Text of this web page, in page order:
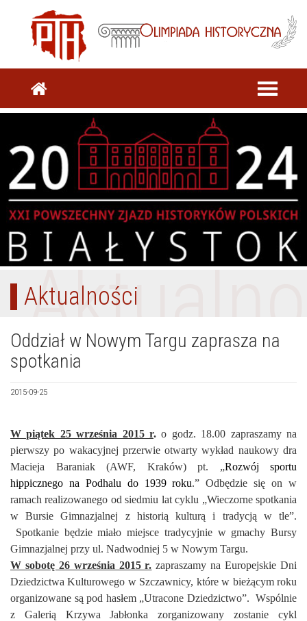
Aktualności
Oddział w Nowym Targu zaprasza na
spotkania
2015-09-25
W piątek 25 września 2015 r.o godz. 18.00 zapraszamy na
pierwszy po wakacyjnej przerwie otwarty wykład naukowy dra
Macieja Baraniak (AWF, Kraków) pt. „Rozwój sportu
hippicznego na Podhalu do 1939 roku.” Odbędzie się on w
ramach realizowanego od siedmiu lat cyklu „Wieczorne spotkania
w Bursie Gimnazjalnej z historią kulturą i tradycją w tle”.
Spotkanie będzie miało miejsce tradycyjnie w gmachy Bursy
Gimnazjalnej przy ul. Nadwodniej 5 w Nowym Targu.
W sobotę 26 września 2015 r. zapraszamy na Europejskie Dni
Dziedzictwa Kulturowego w Szczawnicy, które w bieżącym roku
organizowane są pod hasłem „Utracone Dziedzictwo”. Wspólnie
z Galerią Krzywa Jabłonka zorganizowany zostanie cykl